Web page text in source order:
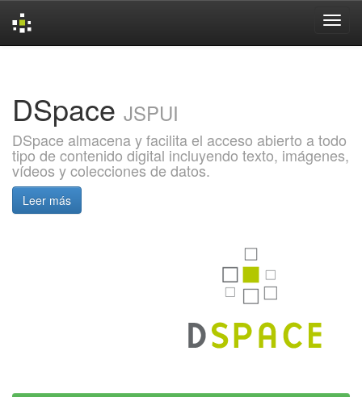
DSpace JSPUI
DSpace almacena y facilita el acceso abierto a todo
tipo de contenido digital incluyendo texto, imágenes,
vídeos y colecciones de datos.
Leer más